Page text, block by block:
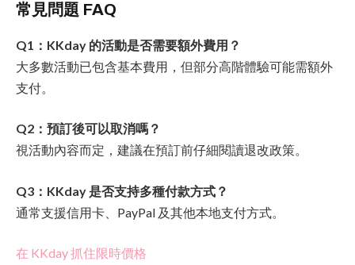
常見問題 FAQ
Q1：KKday 的活動是否需要額外費用？
大多數活動已包含基本費用，但部分高階體驗可能需額外
支付。
Q2：預訂後可以取消嗎？
視活動內容而定，建議在預訂前仔細閱讀退改政策。
Q3：KKday 是否支持多種付款方式？
通常支援信用卡、PayPal 及其他本地支付方式。
在 KKday 抓住限時價格